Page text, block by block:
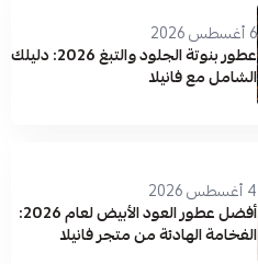
6 أغسطس 2026
عطور بنوتة الجلود والتبغ 2026: دليلك
الشامل مع فانيلا
4 أغسطس 2026
أفضل عطور العود الأبيض لعام 2026:
الفخامة الهادئة من متجر فانيلا